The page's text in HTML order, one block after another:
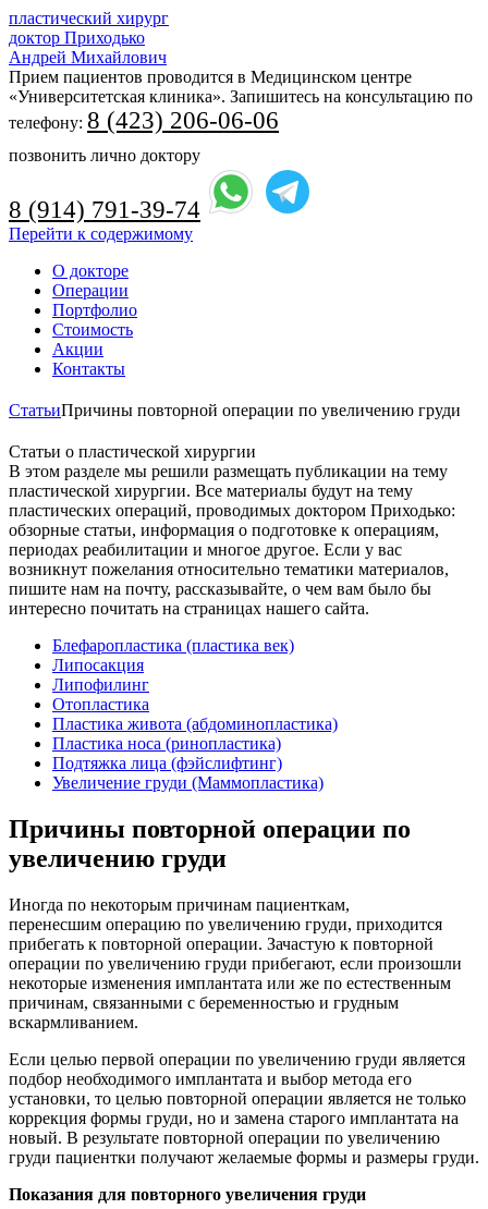
пластический хирург
доктор Приходько
Андрей Михайлович
Прием пациентов проводится в Медицинском центре
«Университетская клиника». Запишитесь на консультацию по
телефону: 8 (423) 206-06-06
позвонить лично доктору
8 (914) 791-39-74
Перейти к содержимому
О докторе
Операции
Портфолио
Стоимость
Акции
Контакты
СтатьиПричины повторной операции по увеличению груди
Статьи о пластической хирургии
В этом разделе мы решили размещать публикации на тему
пластической хирургии. Все материалы будут на тему
пластических операций, проводимых доктором Приходько:
обзорные статьи, информация о подготовке к операциям,
периодах реабилитации и многое другое. Если у вас
возникнут пожелания относительно тематики материалов,
пишите нам на почту, рассказывайте, о чем вам было бы
интересно почитать на страницах нашего сайта.
Блефаропластика (пластика век)
Липосакция
Липофилинг
Отопластика
Пластика живота (абдоминопластика)
Пластика носа (ринопластика)
Подтяжка лица (фэйслифтинг)
Увеличение груди (Маммопластика)
Причины повторной операции по
увеличению груди
Иногда по некоторым причинам пациенткам,
перенесшим операцию по увеличению груди, приходится
прибегать к повторной операции. Зачастую к повторной
операции по увеличению груди прибегают, если произошли
некоторые изменения имплантата или же по естественным
причинам, связанными с беременностью и грудным
вскармливанием.
Если целью первой операции по увеличению груди является
подбор необходимого имплантата и выбор метода его
установки, то целью повторной операции является не только
коррекция формы груди, но и замена старого имплантата на
новый. В результате повторной операции по увеличению
груди пациентки получают желаемые формы и размеры груди.
Показания для повторного увеличения груди